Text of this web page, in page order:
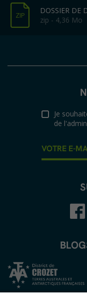
ZIP
DOSSIER DE
zip - 4,36 Mo
Je
de